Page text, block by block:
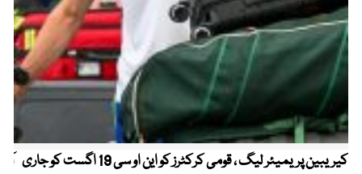
کیریبین پریمیئر لیگ ، قومی کرکٹرز کو این او سی 19 اگست کو جاری